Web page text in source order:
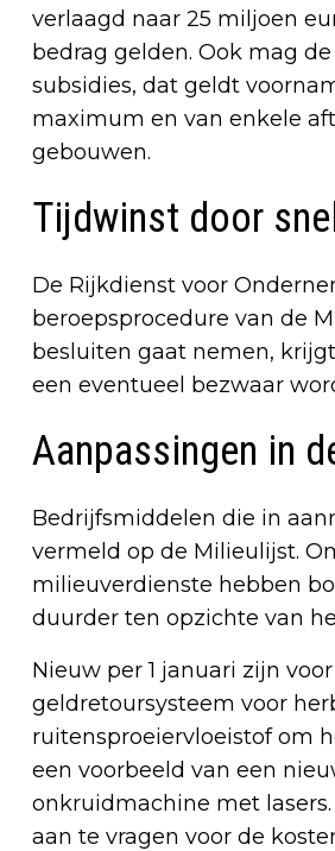
verlaagd naar 25 miljoen
bedrag gelden. Ook mag
subsidies, dat geldt
maximum en van enkele
gebouwen.
Tijdwinst door
De Rijkdienst voor
beroepsprocedure van de
besluiten gaat nemen,
een eventueel bezwaar
Aanpassingen in
Bedrijfsmiddelen die in
vermeld op de Milieulijst.
milieuverdienste hebben
duurder ten opzichte van
Nieuw per 1 januari zijn
geldretoursysteem voor
ruitensproeiervloeistof om
een voorbeeld van een
onkruidmachine met
aan te vragen voor de